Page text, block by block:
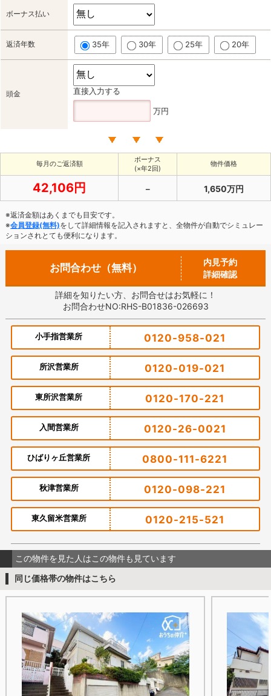
ボーナス払い
返済年数 35年 30年 25年 20年
頭金 直接入力する
万円
毎月のご返済額
ボーナス
(×年2回)
物件価格
42,106円 － 1,650万円
※返済金額はあくまでも目安です。
※会員登録(無料)をして詳細情報を記入されますと、全物件が自動でシミュレー
ションされとても便利になります。
お問合わせ（無料）
内見予約
詳細確認
詳細を知りたい方、お問合せはお気軽に！
お問合わせNO:RHS-B01836-026693
小手指営業所 0120-958-021
所沢営業所 0120-019-021
東所沢営業所 0120-170-221
入間営業所 0120-26-0021
ひばりヶ丘営業所 0800-111-6221
秋津営業所 0120-098-221
東久留米営業所 0120-215-521
この物件を見た人はこの物件も見ています
同じ価格帯の物件はこちら